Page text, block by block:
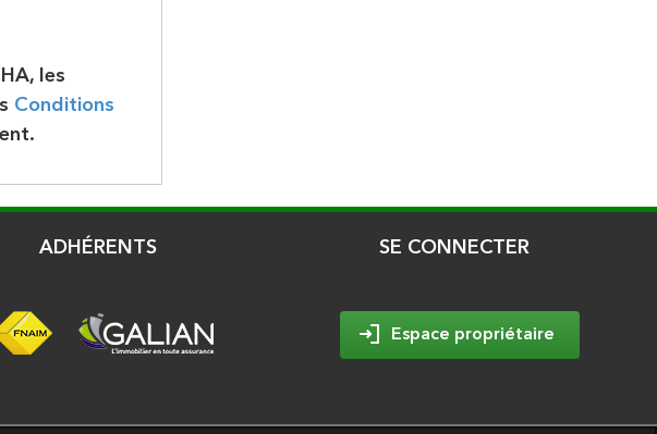
les
Conditions
ADHÉRENTS SE CONNECTER
Espace propriétaire